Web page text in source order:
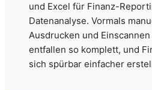
und Excel für Finanz-
Datenanalyse. Vormals
Ausdrucken und
entfallen so komplett, und
sich spürbar einfacher